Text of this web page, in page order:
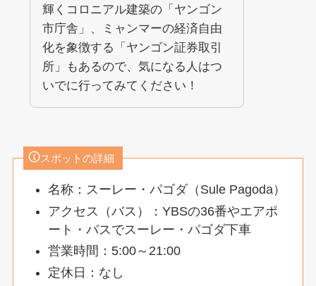
輝くコロニアル建築の「ヤンゴン
市庁舎」、ミャンマーの経済自由
化を象徴する「ヤンゴン証券取引
所」もあるので、気になる人はつ
いでに行ってみてください！
スポットの詳細
名称：スーレー・パゴダ（Sule Pagoda）
アクセス（バス）：YBSの36番やエアポ
ート・バスでスーレー・パゴダ下車
営業時間：5:00～21:00
定休日：なし